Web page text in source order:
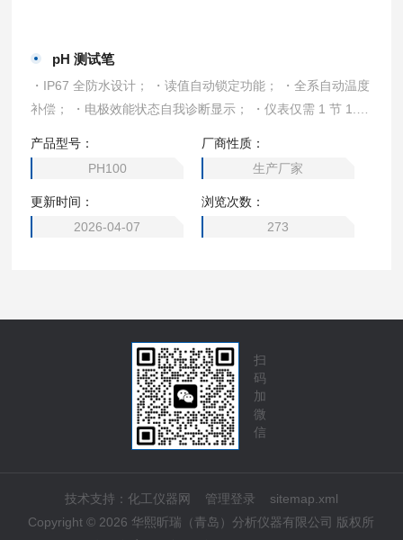
pH 测试笔
・IP67 全防水设计； ・读值自动锁定功能； ・全系自动温度
补偿； ・电极效能状态自我诊断显示； ・仪表仅需 1 节 1.5v
幕，多行显示，方便阅读； ・维护简单，无须任何工具可轻
易更换电池和电极； ・应用场合广泛：满足微量样品测量，
以及野外的水质检测； pH 测试笔
产品型号：
PH100
厂商性质：
生产厂家
更新时间：
2026-04-07
浏览次数：
273
扫
码
加
微
信
技术支持： 化工仪器网 管理登录
sitemap.xml
Copyright © 2026 华熙昕瑞（青岛）分析仪器有限公司 版权所